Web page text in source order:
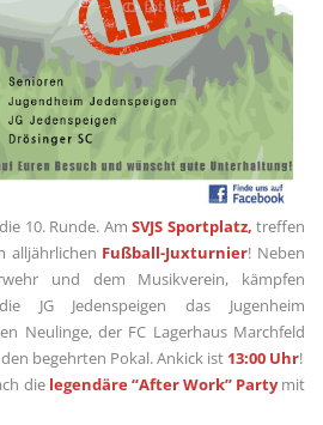
10. Runde. AmSVJS Sportplatz,treffen
alljährlichen Fußball-Juxturnier! Neben
und dem Musikverein, kämpfen
JG Jedenspeigen das Jugenheim
Neulinge, der FC Lagerhaus Marchfeld
begehrten Pokal. Ankick ist 13:00 Uhr!
die legendäre “After Work” Partymit